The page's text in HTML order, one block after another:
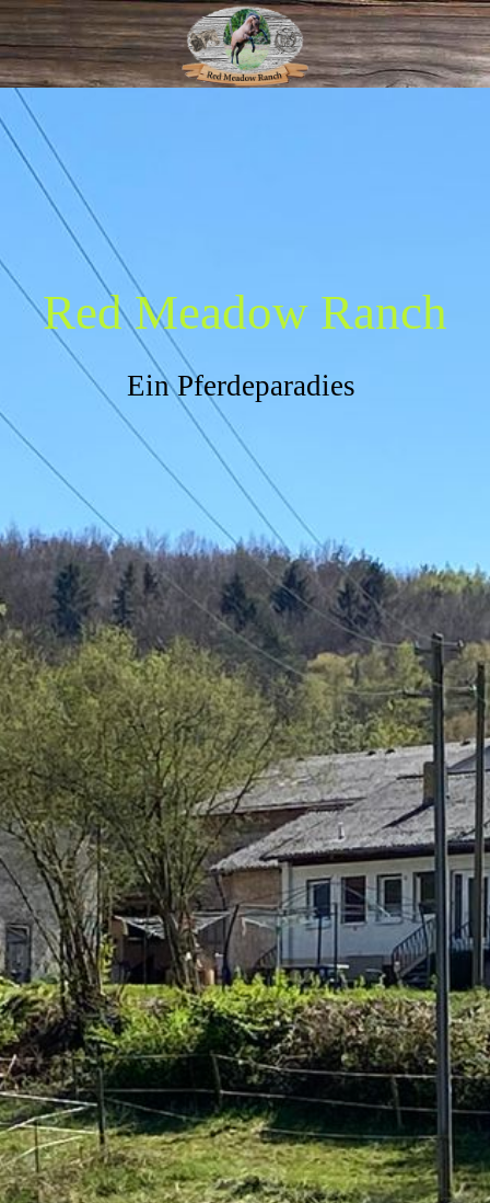
Red Meadow Ranch
Ein Pferdeparadies